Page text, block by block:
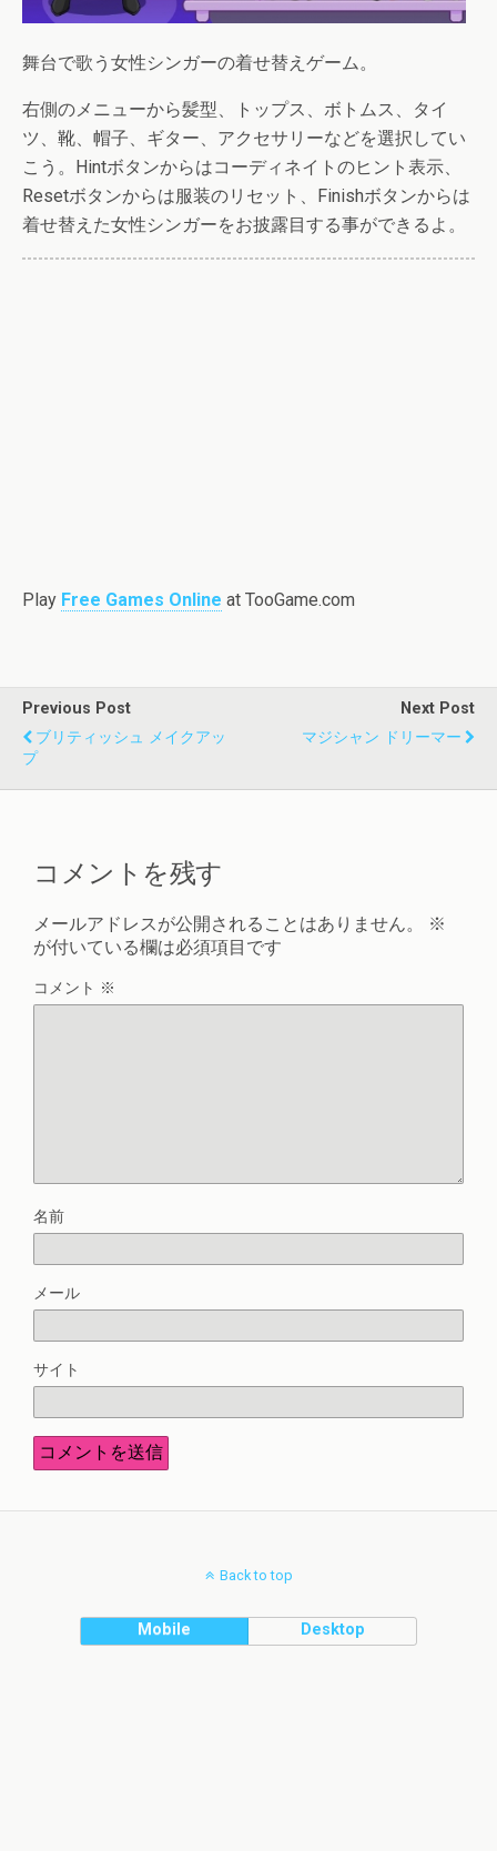
舞台で歌う女性シンガーの着せ替えゲーム。
右側のメニューから髪型、トップス、ボトムス、タイ
ツ、靴、帽子、ギター、アクセサリーなどを選択してい
こう。Hintボタンからはコーディネイトのヒント表示、
Resetボタンからは服装のリセット、Finishボタンからは
着せ替えた女性シンガーをお披露目する事ができるよ。
Play Free Games Online at TooGame.com
Previous Post
ブリティッシュ メイクアッ
プ
Next Post
マジシャン ドリーマー
コメントを残す
メールアドレスが公開されることはありません。
※
が付いている欄は必須項目です
コメント ※
名前
メール
サイト
Back to top
Mobile Desktop